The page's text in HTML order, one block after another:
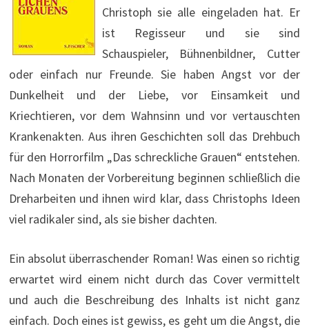
Christoph sie alle eingeladen hat. Er
ist Regisseur und sie sind
Schauspieler, Bühnenbildner, Cutter
oder einfach nur Freunde. Sie haben Angst vor der
Dunkelheit und der Liebe, vor Einsamkeit und
Kriechtieren, vor dem Wahnsinn und vor vertauschten
Krankenakten. Aus ihren Geschichten soll das Drehbuch
für den Horrorfilm „Das schreckliche Grauen“ entstehen.
Nach Monaten der Vorbereitung beginnen schließlich die
Dreharbeiten und ihnen wird klar, dass Christophs Ideen
viel radikaler sind, als sie bisher dachten.
Ein absolut überraschender Roman! Was einen so richtig
erwartet wird einem nicht durch das Cover vermittelt
und auch die Beschreibung des Inhalts ist nicht ganz
einfach. Doch eines ist gewiss, es geht um die Angst, die